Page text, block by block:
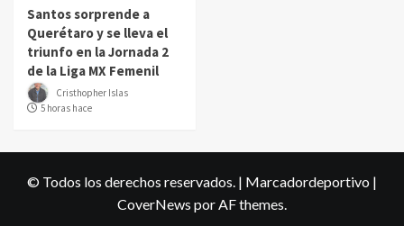
Santos sorprende a
Querétaro y se lleva el
triunfo en la Jornada 2
de la Liga MX Femenil
Cristhopher Islas
5 horas hace
© Todos los derechos reservados. | Marcadordeportivo |
CoverNews por AF themes.